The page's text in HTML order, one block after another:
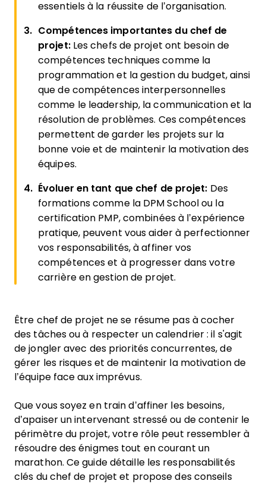
essentiels à la réussite de l’organisation.
Compétences importantes du chef de
projet: Les chefs de projet ont besoin de
compétences techniques comme la
programmation et la gestion du budget, ainsi
que de compétences interpersonnelles
comme le leadership, la communication et la
résolution de problèmes. Ces compétences
permettent de garder les projets sur la
bonne voie et de maintenir la motivation des
équipes.
Évoluer en tant que chef de projet: Des
formations comme la DPM School ou la
certification PMP, combinées à l’expérience
pratique, peuvent vous aider à perfectionner
vos responsabilités, à affiner vos
compétences et à progresser dans votre
carrière en gestion de projet.
Être chef de projet ne se résume pas à cocher
des tâches ou à respecter un calendrier : il s'agit
de jongler avec des priorités concurrentes, de
gérer les risques et de maintenir la motivation de
l’équipe face aux imprévus.
Que vous soyez en train d’affiner les besoins,
d’apaiser un intervenant stressé ou de contenir le
périmètre du projet, votre rôle peut ressembler à
résoudre des énigmes tout en courant un
marathon. Ce guide détaille les responsabilités
clés du chef de projet et propose des conseils